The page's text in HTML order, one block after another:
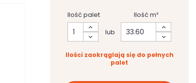
Ilość palet
lub
Ilość m²
Ilości zaokrąglają się do pełnych
palet